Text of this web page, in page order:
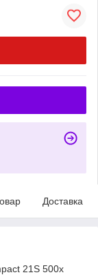
Доставка
21S 500x